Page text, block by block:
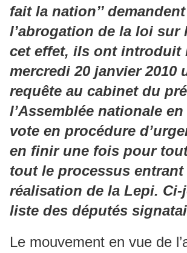
fait la nation’’ demandent
l’abrogation de la loi sur
cet effet, ils ont introduit
mercredi 20 janvier 2010
requête au cabinet du
l’Assemblée nationale en
vote en procédure
en finir une fois pour
tout le processus entrant
réalisation de la Lepi.
liste des députés
Le mouvement en vue de